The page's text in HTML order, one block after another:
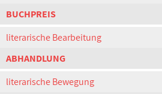
BUCHPREIS
literarische Bearbeitung
ABHANDLUNG
literarische Bewegung